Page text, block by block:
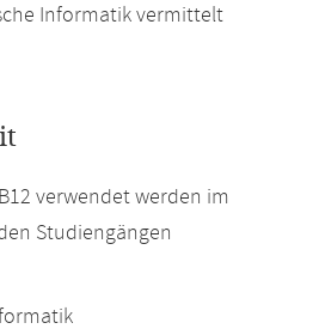
Informatik vermittelt
verwendet werden im
Studiengängen